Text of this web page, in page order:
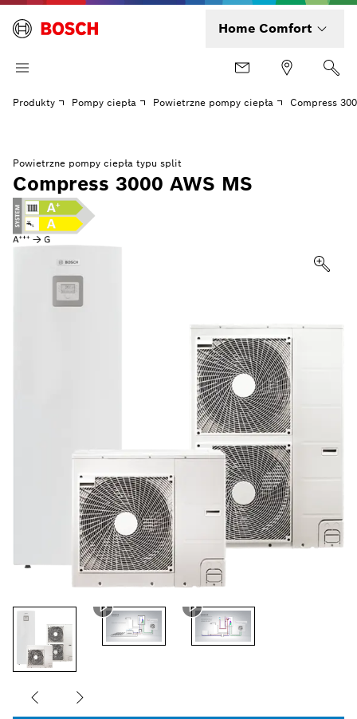
Home Comfort
Produkty Pompy ciepła Powietrzne pompy ciepła Compress
Powietrzne pompy ciepła typu split
Compress 3000 AWS MS